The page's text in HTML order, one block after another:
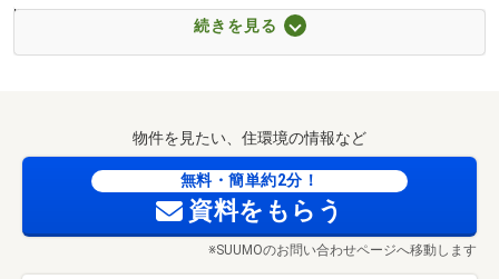
■【幼稚園・保育園】厚南保育園（約590m・徒歩8分）
■【郵便局】宇部駅前郵便局（約522m・徒歩7分）
時間／10:00～17:00
平日・時間外も対応しております。お気軽にお問い合わせ
【他店より必ず差をつけます！】
住宅ローン内定率９０％越え！！
続きを見る
物件を見たい、住環境の情報など
無料・簡単約2分！
資料をもらう
※SUUMOのお問い合わせページへ移動します